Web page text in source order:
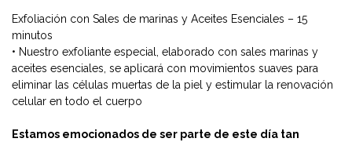
Exfoliación con Sales de marinas y Aceites Esenciales – 15
minutos
• Nuestro exfoliante especial, elaborado con sales marinas y
aceites esenciales, se aplicará con movimientos suaves para
eliminar las células muertas de la piel y estimular la renovación
celular en todo el cuerpo
Estamos emocionados de ser parte de este día tan